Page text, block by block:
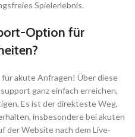
Spielerlebnis.
Option für
akute Anfragen! Über diese
ganz einfach erreichen,
Es ist der direkteste Weg,
insbesondere bei akuten
der Website nach dem Live-